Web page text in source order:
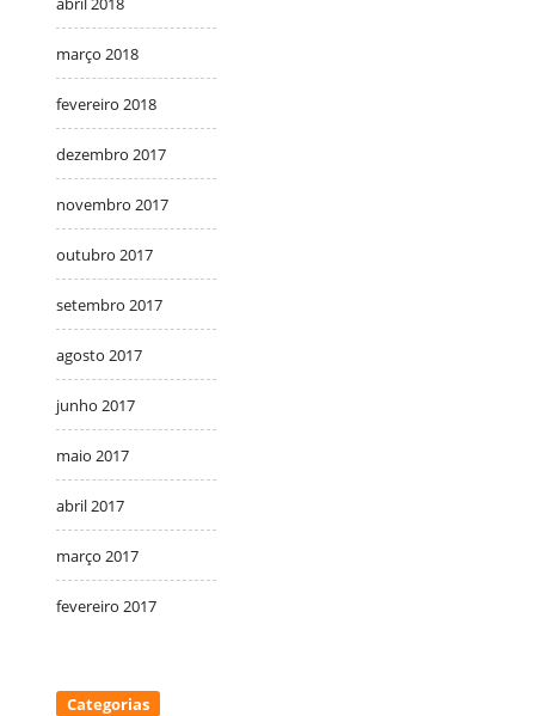
março 2018
fevereiro 2018
dezembro 2017
novembro 2017
outubro 2017
setembro 2017
agosto 2017
junho 2017
maio 2017
abril 2017
março 2017
fevereiro 2017
Categorias